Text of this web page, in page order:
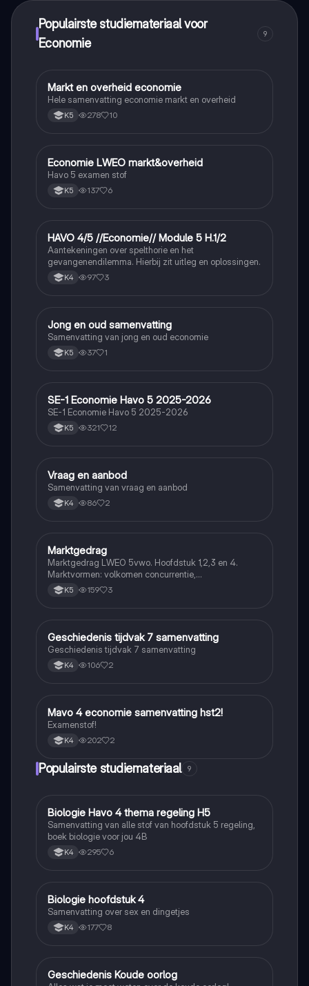
Populairste studiemateriaal voor
Economie
9
Economie
Markt en overheid economie
Hele samenvatting economie markt en overheid
K5 278 10
Economie
Economie LWEO markt&overheid
Havo 5 examen stof
K5 137 6
Economie
HAVO 4/5 //Economie// Module 5 H.1/2
Aantekeningen over spelthorie en het
gevangenendilemma. Hierbij zit uitleg en oplossingen.
K4 97 3
Economie
Jong en oud samenvatting
Samenvatting van jong en oud economie
K5 37 1
Economie
SE-1 Economie Havo 5 2025-2026
SE-1 Economie Havo 5 2025-2026
K5 321 12
Economie
Vraag en aanbod
Samenvatting van vraag en aanbod
K4 86 2
Economie
Marktgedrag
Marktgedrag LWEO 5vwo. Hoofdstuk 1,2,3 en 4.
Marktvormen: volkomen concurrentie,
monopolistische concurrentie, oligopolie en monopolie
K5 159 3
Economie
Geschiedenis tijdvak 7 samenvatting
Geschiedenis tijdvak 7 samenvatting
K4 106 2
Economie
Mavo 4 economie samenvatting hst2!
Examenstof!
K4 202 2
Populairste studiemateriaal 9
Biologie
Biologie Havo 4 thema regeling H5
Samenvatting van alle stof van hoofdstuk 5 regeling,
boek biologie voor jou 4B
K4 295 6
Biologie
Biologie hoofdstuk 4
Samenvatting over sex en dingetjes
K4 177 8
Geschiedenis
Geschiedenis Koude oorlog